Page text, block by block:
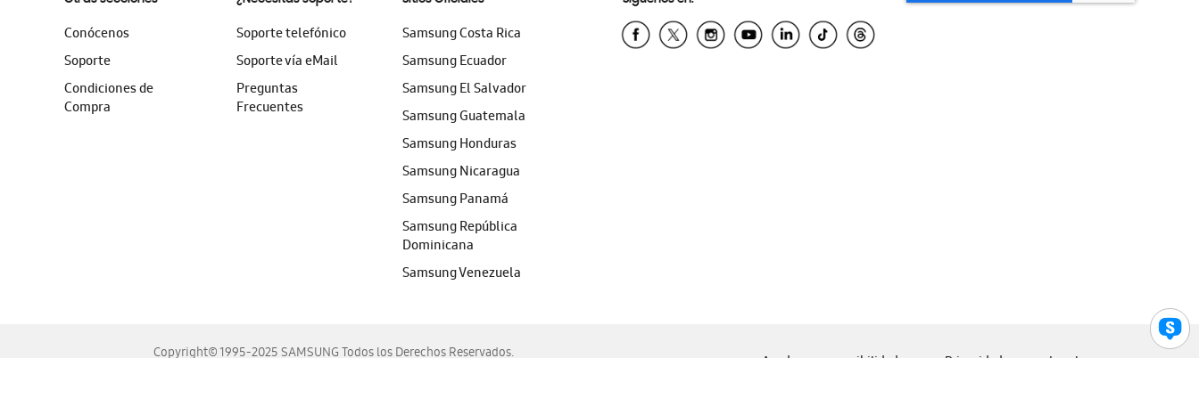
Conócenos
Soporte
Condiciones de
Compra
Soporte telefónico
Soporte vía eMail
Preguntas
Frecuentes
Samsung Costa Rica
Samsung Ecuador
Samsung El Salvador
Samsung Guatemala
Samsung Honduras
Samsung Nicaragua
Samsung Panamá
Samsung República
Dominicana
Samsung Venezuela
Copyright© 1995-2025 SAMSUNG Todos los Derechos Reservados.
Ayuda para accesibilidad Privacidad Legal